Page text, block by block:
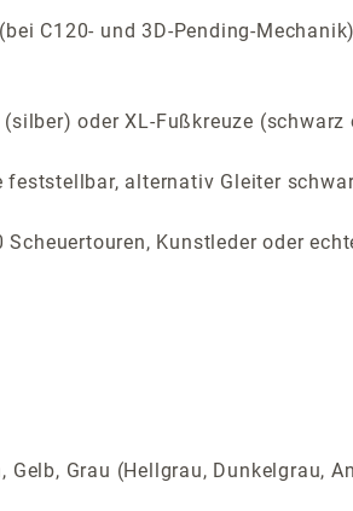
C120- und 3D-Pending-
oder XL-Fußkreuze
alternativ Gleiter
Kunstleder oder
Grau (Hellgrau, Dunkelgrau,